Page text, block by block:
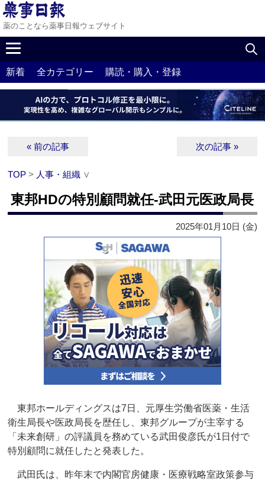
薬のことなら薬事日報ウェブサイト
新着 全カテゴリー 購読・購入・登録
« 前の記事 次の記事 »
TOP > 人事・組織 ∨
東邦HDの特別顧問就任‐武田元医政局長
2025年01月10日 (金)
東邦ホールディングスは7日、元厚生労働省医薬・生活
衛生局長や医政局長を歴任し、東邦グループが主宰する
「未来創研」の評議員を務めている武田俊彦氏が1日付で
特別顧問に就任したと発表した。
武田氏は、昨年末で内閣官房健康・医療戦略室政策参与